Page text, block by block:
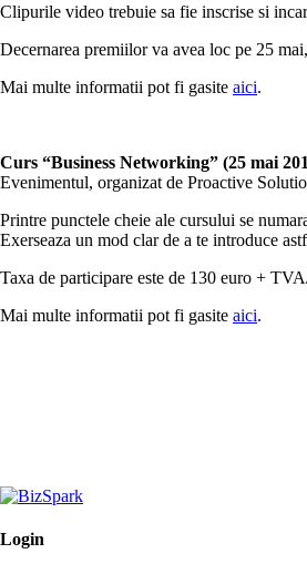
Clipurile video trebuie sa fie inscrise si
Decernarea premiilor va avea loc pe 25
Mai multe informatii pot fi gasite aici.
Curs “Business Networking” (25 mai
Evenimentul, organizat de Proactive
Printre punctele cheie ale cursului se
Exerseaza un mod clar de a te introduce
Taxa de participare este de 130 euro +
Mai multe informatii pot fi gasite aici.
Login